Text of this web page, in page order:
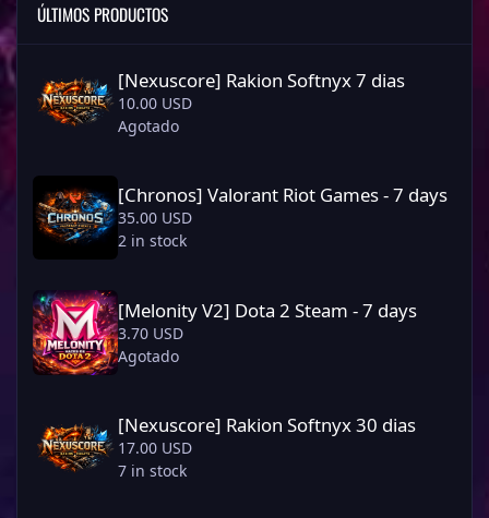
ÚLTIMOS PRODUCTOS
[Nexuscore] Rakion Softnyx 7 dias
10.00 USD
Agotado
[Chronos] Valorant Riot Games - 7 days
[Chronos] Valorant Riot Games - 7 days
35.00 USD
2 in stock
[Melonity V2] Dota 2 Steam - 7 days
[Melonity V2] Dota 2 Steam - 7 days
3.70 USD
Agotado
[Nexuscore] Rakion Softnyx 30 dias
17.00 USD
7 in stock